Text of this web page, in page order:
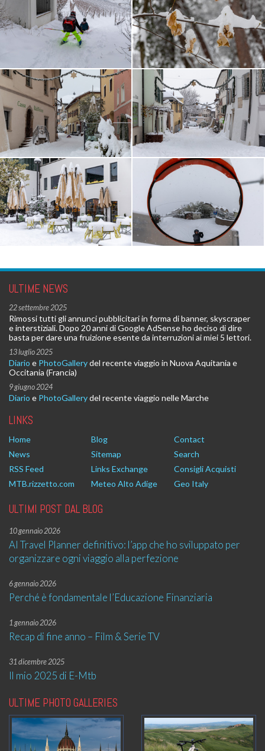
ULTIME NEWS
22 settembre 2025
Rimossi tutti gli annunci pubblicitari in forma di banner, skyscraper
e interstiziali. Dopo 20 anni di Google AdSense ho deciso di dire
basta per dare una fruizione esente da interruzioni ai miei 5 lettori.
13 luglio 2025
Diario e PhotoGallerydel recente viaggio in Nuova Aquitania e
Occitania (Francia)
9 giugno 2024
Diario e PhotoGallerydel recente viaggio nelle Marche
LINKS
Home Blog
Contact
News
Sitemap
Search
RSS Feed
Links Exchange
Consigli Acquisti
MTB.rizzetto.com
Meteo Alto Adige Geo Italy
ULTIMI POST DAL BLOG
10 gennaio 2026
AI Travel Planner definitivo: l’app che ho sviluppato per
organizzare ogni viaggio alla perfezione
6 gennaio 2026
Perché è fondamentale l’Educazione Finanziaria
1 gennaio 2026
Recap di fine anno – Film & Serie TV
31 dicembre 2025
Il mio 2025 di E-Mtb
ULTIME PHOTO GALLERIES